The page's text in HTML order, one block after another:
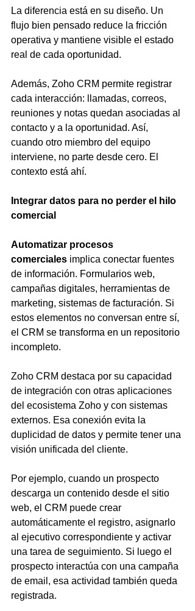
La diferencia está en su diseño. Un
flujo bien pensado reduce la fricción
operativa y mantiene visible el estado
real de cada oportunidad.
Además, Zoho CRM permite registrar
cada interacción: llamadas, correos,
reuniones y notas quedan asociadas al
contacto y a la oportunidad. Así,
cuando otro miembro del equipo
interviene, no parte desde cero. El
contexto está ahí.
Integrar datos para no perder el hilo
comercial
Automatizar procesos
comerciales implica conectar fuentes
de información. Formularios web,
campañas digitales, herramientas de
marketing, sistemas de facturación. Si
estos elementos no conversan entre sí,
el CRM se transforma en un repositorio
incompleto.
Zoho CRM destaca por su capacidad
de integración con otras aplicaciones
del ecosistema Zoho y con sistemas
externos. Esa conexión evita la
duplicidad de datos y permite tener una
visión unificada del cliente.
Por ejemplo, cuando un prospecto
descarga un contenido desde el sitio
web, el CRM puede crear
automáticamente el registro, asignarlo
al ejecutivo correspondiente y activar
una tarea de seguimiento. Si luego el
prospecto interactúa con una campaña
de email, esa actividad también queda
registrada.